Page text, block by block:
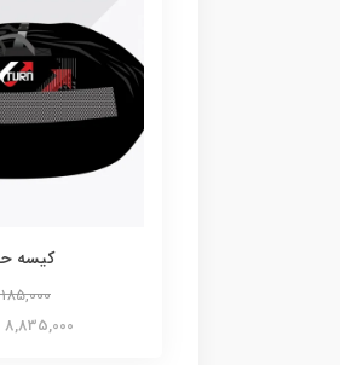
کیسه
8,835,000 تومان